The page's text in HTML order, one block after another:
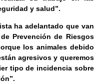
y salud”.
ha adelantado que van
Prevención de Riesgos
los animales debido
agresivos y queremos
tipo de incidencia sobre